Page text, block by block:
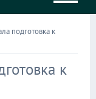
подготовка к
к